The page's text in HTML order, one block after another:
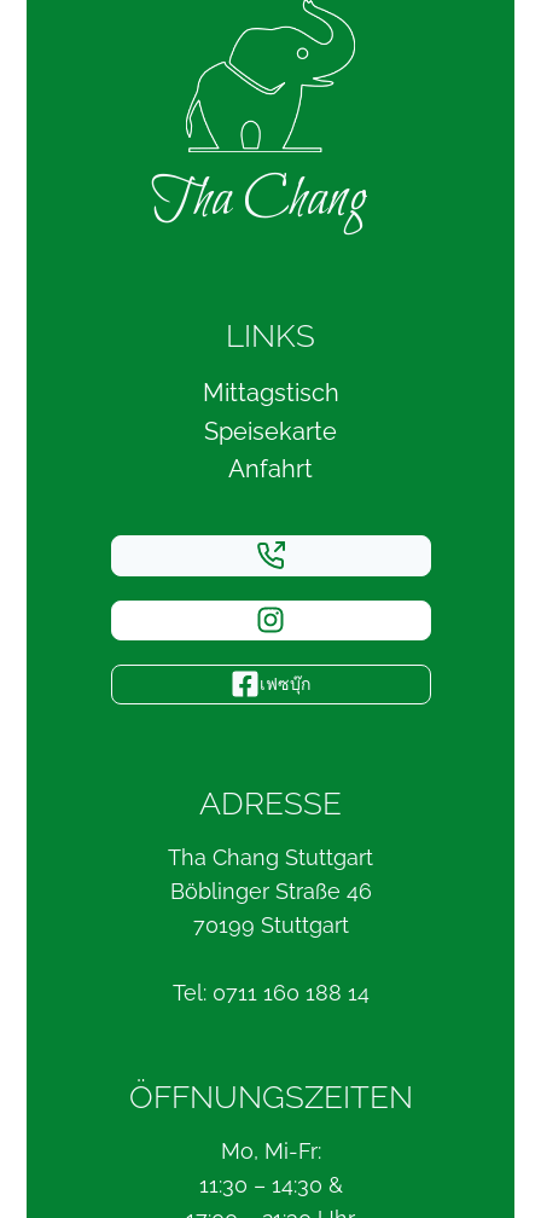
Tha Chang
LINKS
Mittagstisch
Speisekarte
Anfahrt
เฟซบุ๊ก
ADRESSE
Tha Chang Stuttgart
Böblinger Straße 46
70199 Stuttgart
Tel: 0711 160 188 14
ÖFFNUNGSZEITEN
Mo, Mi-Fr:
11:30 – 14:30 &